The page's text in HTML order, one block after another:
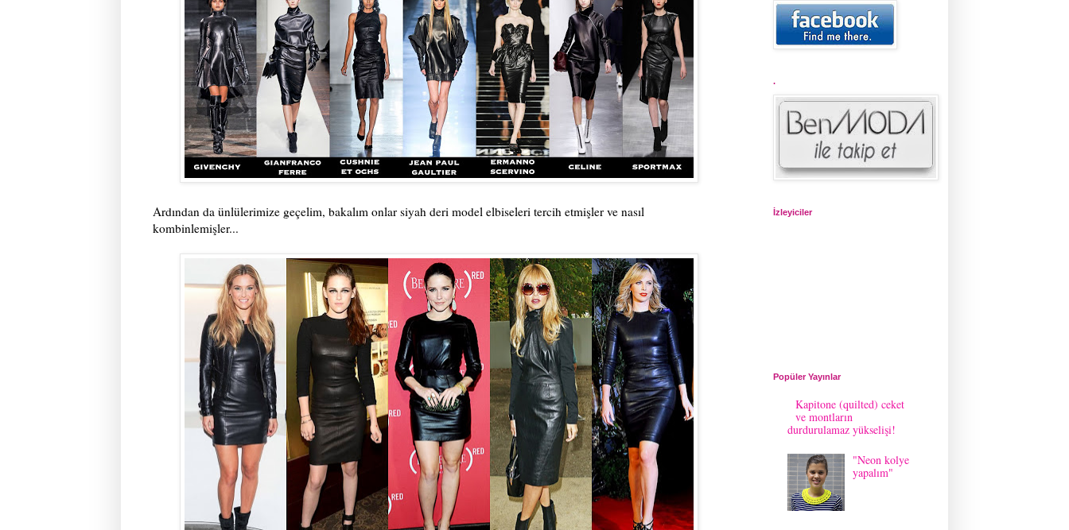
Ardından da ünlülerimize geçelim, bakalım onlar siyah deri model elbiseleri tercih etmişler ve nasıl
kombinlemişler...
.
İzleyiciler
Popüler Yayınlar
Kapitone (quilted) ceket
ve montların
durdurulamaz yükselişi!
"Neon kolye
yapalım"